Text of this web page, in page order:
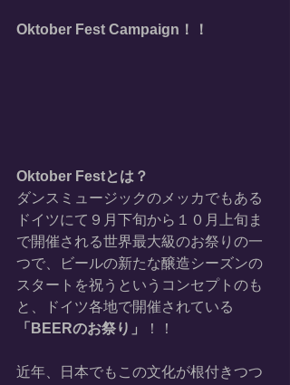
Oktober Fest Campaign！！
Oktober Festとは？
ダンスミュージックのメッカでもある
ドイツにて９月下旬から１０月上旬ま
で開催される世界最大級のお祭りの一
つで、ビールの新たな醸造シーズンの
スタートを祝うというコンセプトのも
と、ドイツ各地で開催されている
「BEERのお祭り」
！！
近年、日本でもこの文化が根付きつつ